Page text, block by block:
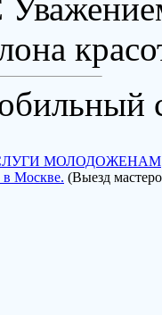
МОЛОДОЖЕНАМ
Москве. (Выезд